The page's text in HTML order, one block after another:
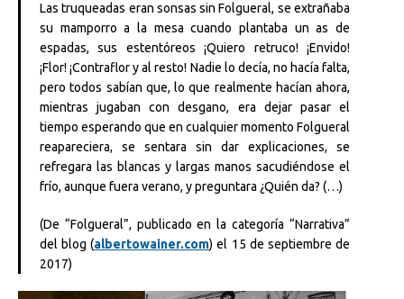
Las truqueadas eran sonsas sin Folgueral, se extrañaba
su mamporro a la mesa cuando plantaba un as de
espadas, sus estentóreos ¡Quiero retruco! ¡Envido!
¡Flor! ¡Contraflor y al resto! Nadie lo decía, no hacía falta,
pero todos sabían que, lo que realmente hacían ahora,
mientras jugaban con desgano, era dejar pasar el
tiempo esperando que en cualquier momento Folgueral
reapareciera, se sentara sin dar explicaciones, se
refregara las blancas y largas manos sacudiéndose el
frío, aunque fuera verano, y preguntara ¿Quién da? (…)
(De “Folgueral”, publicado en la categoría “Narrativa”
del blog (albertowainer.com) el 15 de septiembre de
2017)